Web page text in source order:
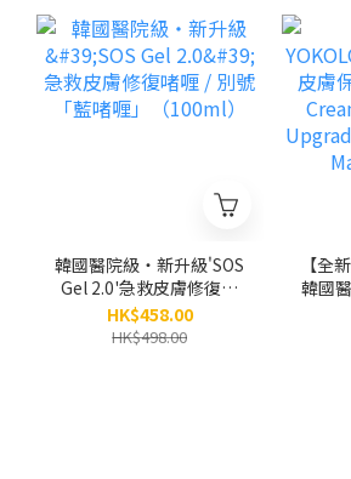
韓國醫院級‧新升級'SOS
Gel 2.0'急救皮膚修復啫
喱 / 別號「藍啫喱」
（100ml）
HK$458.00
HK$498.00
【全
韓國